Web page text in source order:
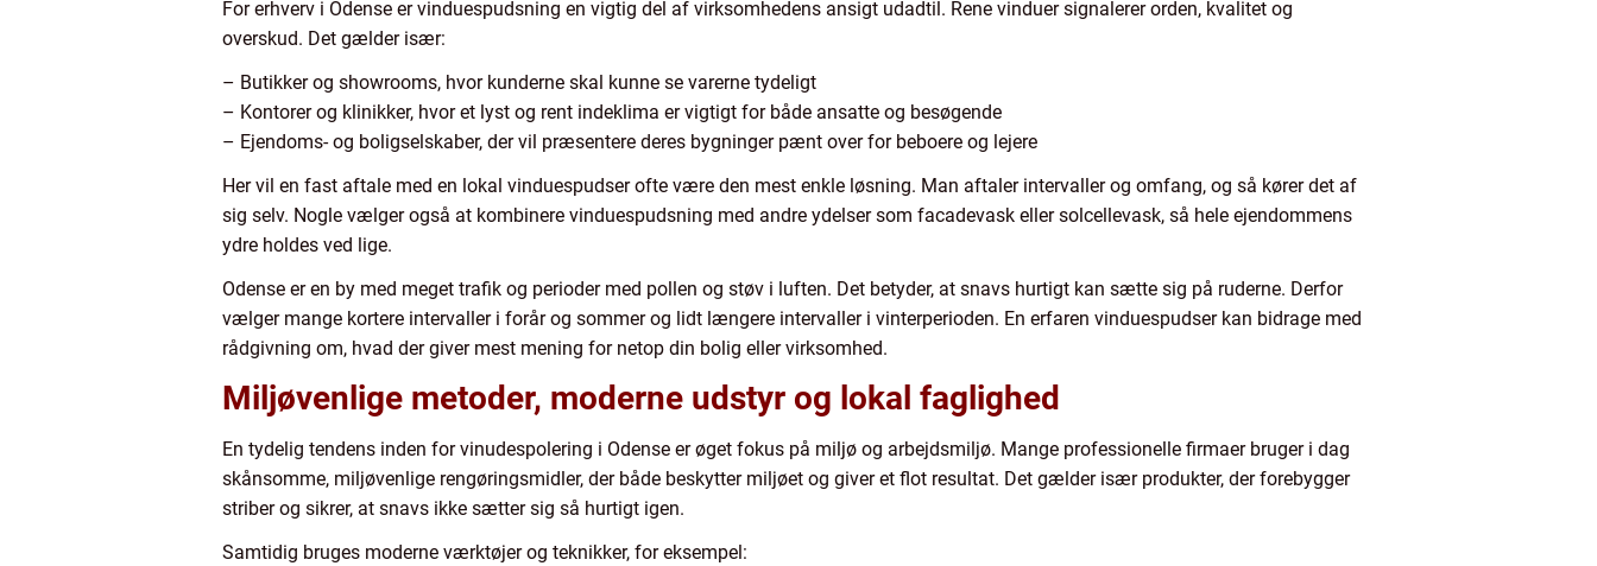
For erhverv i Odense er vinduespudsning en vigtig del af virksomhedens ansigt udadtil. Rene vinduer signalerer orden, kvalitet og
overskud. Det gælder især:
– Butikker og showrooms, hvor kunderne skal kunne se varerne tydeligt
– Kontorer og klinikker, hvor et lyst og rent indeklima er vigtigt for både ansatte og besøgende
– Ejendoms- og boligselskaber, der vil præsentere deres bygninger pænt over for beboere og lejere
Her vil en fast aftale med en lokal vinduespudser ofte være den mest enkle løsning. Man aftaler intervaller og omfang, og så kører det af
sig selv. Nogle vælger også at kombinere vinduespudsning med andre ydelser som facadevask eller solcellevask, så hele ejendommens
ydre holdes ved lige.
Odense er en by med meget trafik og perioder med pollen og støv i luften. Det betyder, at snavs hurtigt kan sætte sig på ruderne. Derfor
vælger mange kortere intervaller i forår og sommer og lidt længere intervaller i vinterperioden. En erfaren vinduespudser kan bidrage med
rådgivning om, hvad der giver mest mening for netop din bolig eller virksomhed.
Miljøvenlige metoder, moderne udstyr og lokal faglighed
En tydelig tendens inden for vinudespolering i Odense er øget fokus på miljø og arbejdsmiljø. Mange professionelle firmaer bruger i dag
skånsomme, miljøvenlige rengøringsmidler, der både beskytter miljøet og giver et flot resultat. Det gælder især produkter, der forebygger
striber og sikrer, at snavs ikke sætter sig så hurtigt igen.
Samtidig bruges moderne værktøjer og teknikker, for eksempel: